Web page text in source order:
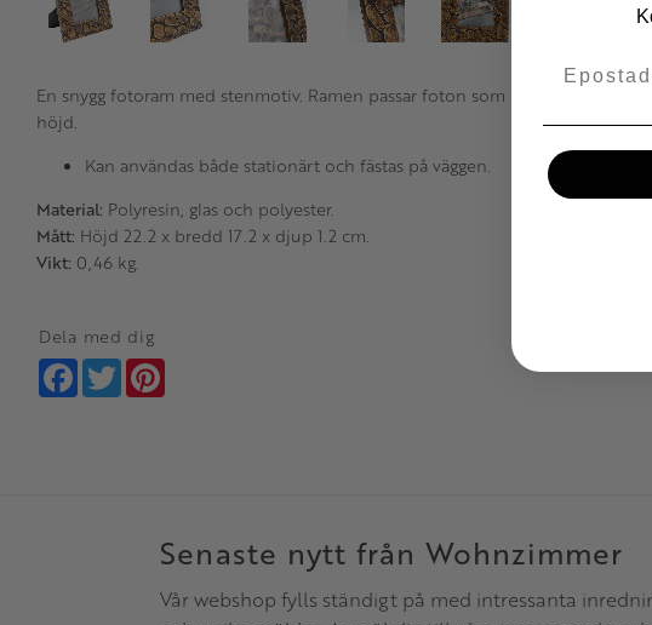
En snygg fotoram med stenmotiv. Ramen passar foton som mäter 10,16 cm i
höjd.
Kan användas både stationärt och fästas på väggen.
Material: Polyresin, glas och polyester.
Mått: Höjd 22.2 x bredd 17.2 x djup 1.2 cm.
Vikt: 0,46 kg.
Dela med dig
Facebook
Twitter
Senaste nytt från Wohnzimmer
Vår webshop fylls ständigt på med intressanta